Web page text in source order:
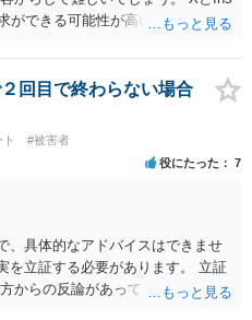
ができる可能性が高いでしょう。
削除されている場合、今から進め
れます。 相手を特定できた場
させることは可能でしょうか？ →
させることができるでしょう。
護士費用が認められる場合と認
ところでしょう。
回目で終わらない場合
#被害者
役にたった 7
、具体的なアドバイスはできませ
を立証する必要があります。 立証
からの反論があっても、裁判官が